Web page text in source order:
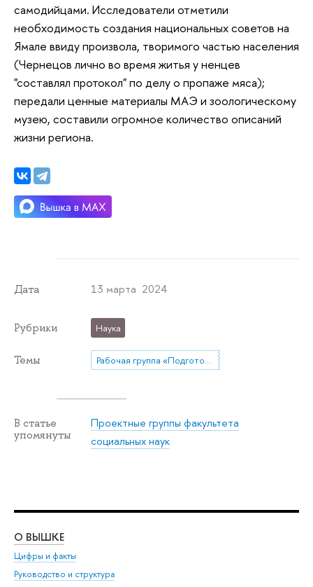
самодийцами. Исследователи отметили
необходимость создания национальных советов на
Ямале ввиду произвола, творимого частью населения
(Чернецов лично во время житья у ненцев
"составлял протокол" по делу о пропаже мяса);
передали ценные материалы МАЭ и зоологическому
музею, составили огромное количество описаний
жизни региона.
Дата 13 марта 2024
Рубрики Наука
Темы Рабочая группа «Подготовка чиновников по особым поручениям»
В статье
упомянуты
Проектные группы факультета
социальных наук
О ВЫШКЕ
Цифры и факты
Руководство и структура